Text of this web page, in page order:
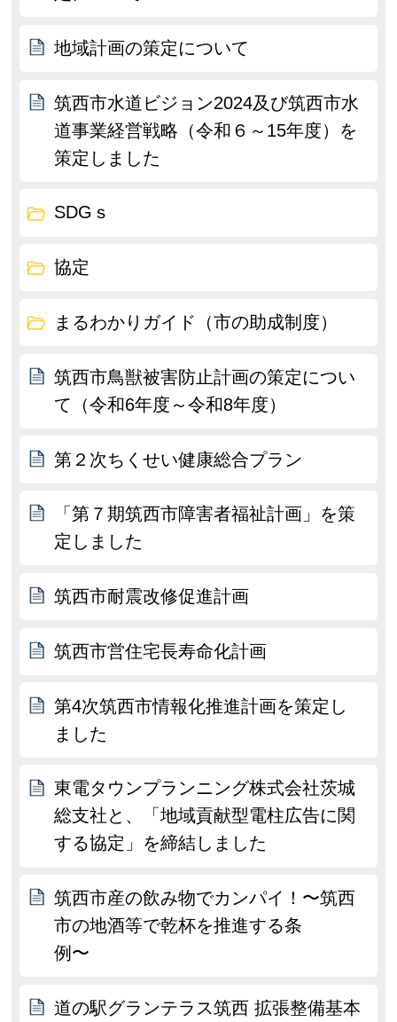
地域計画の策定について
筑西市水道ビジョン2024及び筑西市水
道事業経営戦略（令和６～15年度）を
策定しました
SDGｓ
協定
まるわかりガイド（市の助成制度）
筑西市鳥獣被害防止計画の策定につい
て（令和6年度～令和8年度）
第２次ちくせい健康総合プラン
「第７期筑西市障害者福祉計画」を策
定しました
筑西市耐震改修促進計画
筑西市営住宅長寿命化計画
第4次筑西市情報化推進計画を策定し
ました
東電タウンプランニング株式会社茨城
総支社と、「地域貢献型電柱広告に関
する協定」を締結しました
筑西市産の飲み物でカンパイ！〜筑西
市の地酒等で乾杯を推進する条
例〜
道の駅グランテラス筑西 拡張整備基本